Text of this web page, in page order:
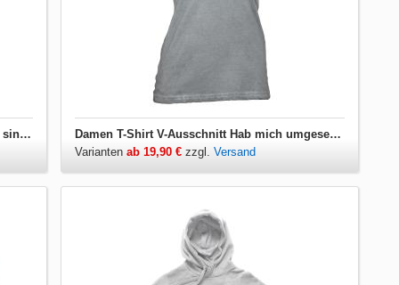
Damen T-Shirt Hab mich umgesehen... Wir sind die Geilsten hier
Damen T-Shirt V-Ausschnitt Hab mich umgesehen... Wir sind die Geilsten hier
Variantenab 19,90 € zzgl.Versand